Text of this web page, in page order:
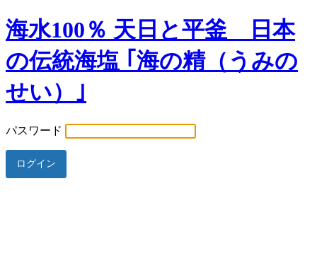
海水100％ 天日と平釜 日本
の伝統海塩 ｢海の精（うみの
せい）｣
パスワード